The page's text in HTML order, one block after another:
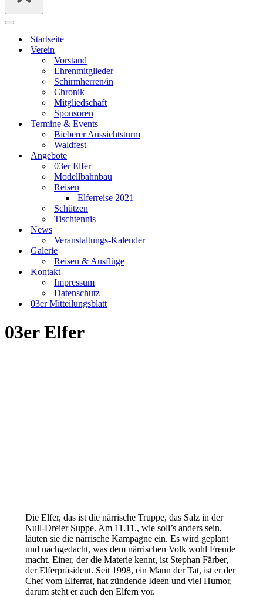
Navigationsmenü
Startseite
Verein
Vorstand
Ehrenmitglieder
Schirmherren/in
Chronik
Mitgliedschaft
Sponsoren
Termine & Events
Bieberer Aussichtsturm
Waldfest
Angebote
03er Elfer
Modellbahnbau
Reisen
Elferreise 2021
Schützen
Tischtennis
News
Veranstaltungs-Kalender
Galerie
Reisen & Ausflüge
Kontakt
Impressum
Datenschutz
03er Mitteilungsblatt
03er Elfer
Die Elfer, das ist die närrische Truppe, das Salz in der
Null-Dreier Suppe. Am 11.11., wie soll’s anders sein,
läuten sie die närrische Kampagne ein. Es wird geplant
und nachgedacht, was dem närrischen Volk wohl Freude
macht. Einer, der die Materie kennt, ist Stephan Färber,
der Elferpräsident. Seit 1998, ein Mann der Tat, ist er der
Chef vom Elferrat, hat zündende Ideen und viel Humor,
darum steht er auch den Elfern vor.